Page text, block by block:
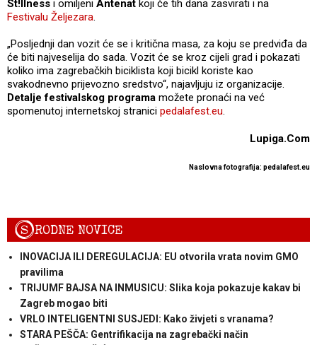
St!llness i omiljeni Antenat koji će tih dana zasvirati i na
Festivalu Željezara
„Posljednji dan vozit će se i kritična masa, za koju se predviđa da
će biti najveselija do sada. Vozit će se kroz cijeli grad i pokazati
koliko ima zagrebačkih biciklista koji bicikl koriste kao
svakodnevno prijevozno sredstvo“, najavljuju iz organizacije.
Detalje festivalskog programa možete pronaći na već
spomenutoj internetskoj stranici pedalafest.eu
Lupiga.Com
Naslovna fotografija: pedalafest.eu
SRODNE NOVICE
INOVACIJA ILI DEREGULACIJA: EU otvorila vrata novim GMO
pravilima
TRIJUMF BAJSA NA INMUSICU: Slika koja pokazuje kakav bi
Zagreb mogao biti
VRLO INTELIGENTNI SUSJEDI: Kako živjeti s vranama?
STARA PEŠČA: Gentrifikacija na zagrebački način